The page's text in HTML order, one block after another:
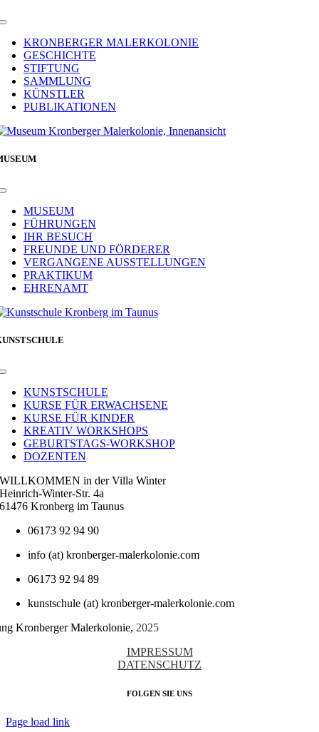
Toggle
NavigationKRONBERGER MALERKOLONIE
GESCHICHTE
STIFTUNG
SAMMLUNG
KÜNSTLER
PUBLIKATIONEN
Toggle
NavigationMUSEUM
FÜHRUNGEN
IHR BESUCH
FREUNDE UND FÖRDERER
VERGANGENE AUSSTELLUNGEN
PRAKTIKUM
EHRENAMT
Toggle
NavigationKUNSTSCHULE
KURSE FÜR ERWACHSENE
KURSE FÜR KINDER
KREATIV WORKSHOPS
GEBURTSTAGS-WORKSHOP
DOZENTEN
WILLKOMMEN in der Villa Winter
Heinrich-Winter-Str. 4a
61476 Kronberg im Taunus
06173 92 94 90
info (at) kronberger-malerkolonie.com
06173 92 94 89
kunstschule (at) kronberger-malerkolonie.com
Kronberger Malerkolonie, 2025
IMPRESSUM
DATENSCHUTZ
FOLGEN SIE UNS
Page load link